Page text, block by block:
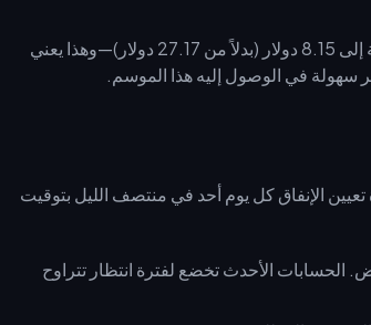
خصم 70% يخفض سعر باقة 35,000 ماسة إلى 8.15 دولار (بدلاً من 27.17 دولار)—وهذا يعني
بين 35,000 و99,999 ماسة. يتم إعادة تعيين الإنفاق كل يوم أحد في منتصف الليل بتوقيت
من العرض. الحسابات الأحدث تخضع لفترة انتظار تتراوح